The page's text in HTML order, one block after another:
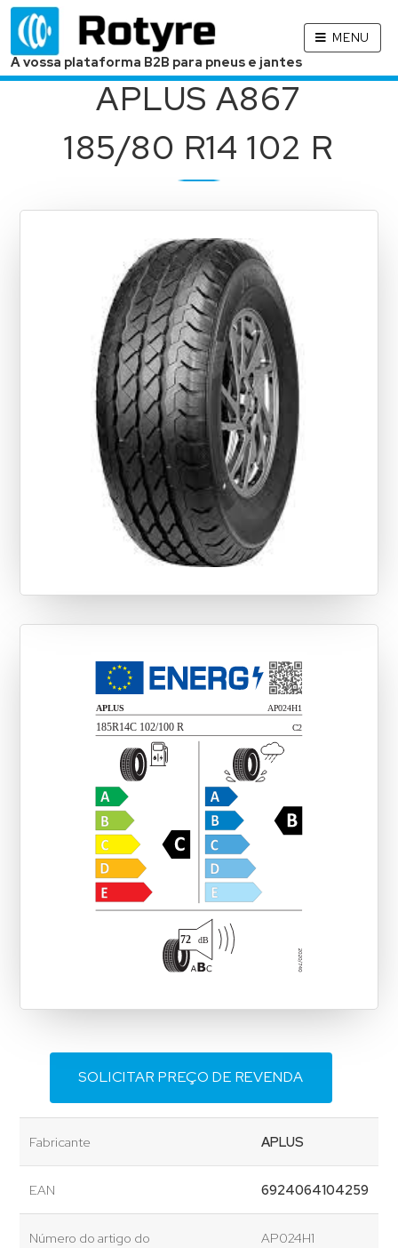
A vossa plataforma B2B para pneus e jantes
MENU
APLUS A867
185/80 R14 102 R
SOLICITAR PREÇO DE REVENDA
Fabricante APLUS
EAN 6924064104259
Número do artigo do
AP024H1